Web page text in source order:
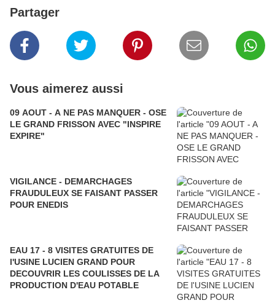
Partager
Vous aimerez aussi
09 AOUT - A NE PAS MANQUER - OSE
LE GRAND FRISSON AVEC "INSPIRE
EXPIRE"
VIGILANCE - DEMARCHAGES
FRAUDULEUX SE FAISANT PASSER
POUR ENEDIS
EAU 17 - 8 VISITES GRATUITES DE
l'USINE LUCIEN GRAND POUR
DECOUVRIR LES COULISSES DE LA
PRODUCTION D'EAU POTABLE